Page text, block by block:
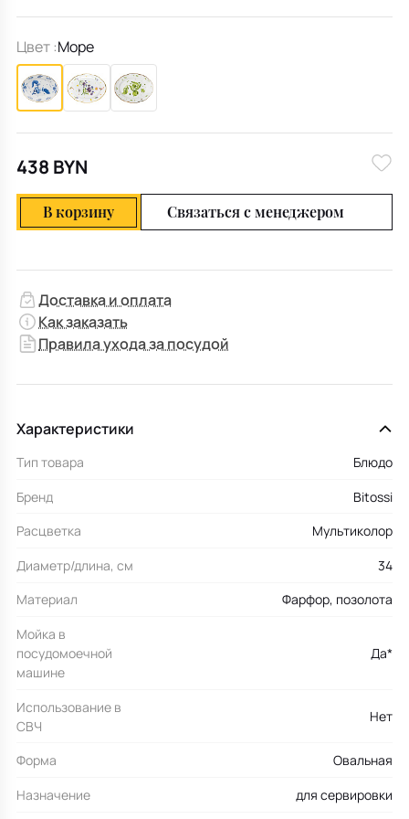
Цвет :Море
438 BYN
В корзину Связаться с менеджером
Доставка и оплата
Как заказать
Правила ухода за посудой
Характеристики
Тип товара
Блюдо
Бренд
Bitossi
Расцветка
Мультиколор
Диаметр/длина, см
34
Материал
Фарфор, позолота
Мойка в
посудомоечной
машине
Да*
Использование в
СВЧ
Нет
Форма
Овальная
Назначение
для сервировки